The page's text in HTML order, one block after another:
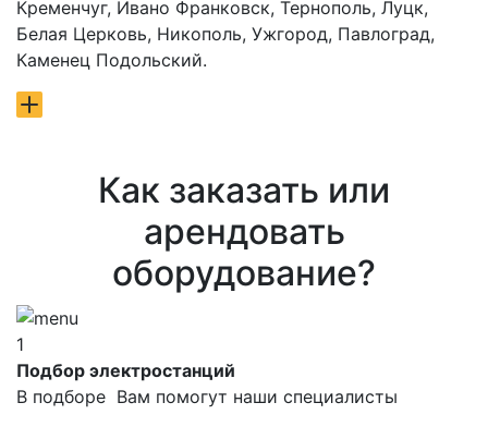
Кременчуг, Ивано Франковск, Тернополь, Луцк,
Белая Церковь, Никополь, Ужгород, Павлоград,
Каменец Подольский.
Как заказать или
арендовать
оборудование?
1
Подбор электростанций
В подборе Вам помогут наши специалисты